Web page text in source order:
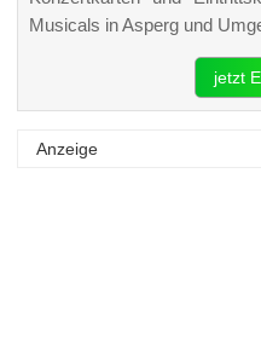
Musicals in Asperg und
jetzt
Anzeige